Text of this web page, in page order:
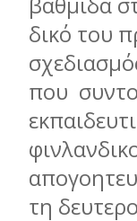
δικό του
που
τη